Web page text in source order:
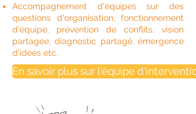
Accompagnement d'équipessur des
questions d'organisation, fonctionnement
d'équipe, prévention de conflits, vision
partagée, diagnostic partagé, émergence
d'idées etc.
En savoir plus sur l'équipe